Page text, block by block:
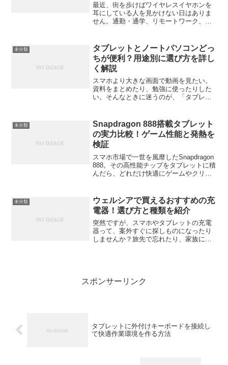
最近、街を歩けばワイヤレスイヤホンを
耳にしている人を見かけない日はありま
せん。通勤・通学、リモートワーク、ラ
ています。この記事では、主要ブランド
のレビューをもとに、実...
未分類
タブレットとノートパソコンどっ
ちが便利？用途別に選び方を詳し
く解説
スマホより大きな画面で動画を見たい。
資料をまとめたり、勉強に使ったりした
い。そんなときに迷うのが、「タブレッ
似てきていて、価格帯も重なる製品が多
いからこそ、選ぶ基準をし...
未分類
Snapdragon 888搭載タブレット
の実力比較！ゲーム性能と発熱を
検証
スマホ市場で一世を風靡したSnapdragon
888。その高性能チップをタブレットに積
んだら、どれだけ快適にゲームやクリエ
際のパフォーマンスを、ゲーム性...
未分類
ウェルシアで買えるおすすめの充
電器！選び方と種類を紹介
突然ですが、スマホやタブレットの充電
器って、案外すぐに探しものになったり
しませんか？旅先で忘れたり、家族に貸
スポンサーリンク
タブレットに外付けキーボードを接続し
て快適作業環境を作る方法